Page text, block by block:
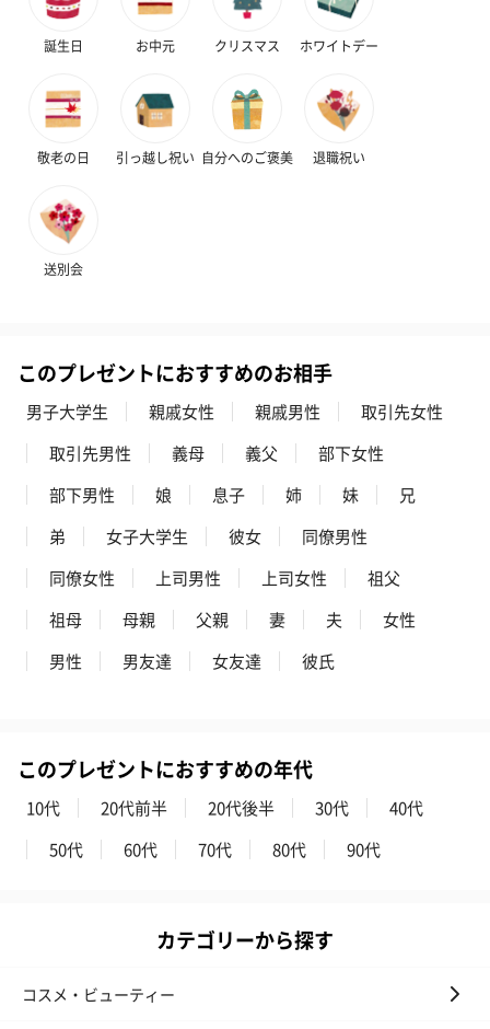
誕生日 お中元 クリスマス ホワイトデー
敬老の日 引っ越し祝い 自分へのご褒美 退職祝い
送別会
このプレゼントにおすすめのお相手
男子大学生 親戚女性 親戚男性
取引先女性
取引先男性
義母 義父
部下女性
部下男性
娘 息子 姉 妹
兄
弟
女子大学生 彼女
同僚男性
同僚女性
上司男性 上司女性
祖父
祖母
母親 父親 妻 夫
女性
男性
男友達 女友達 彼氏
このプレゼントにおすすめの年代
10代 20代前半 20代後半 30代
40代
50代
60代 70代 80代 90代
カテゴリーから探す
コスメ・ビューティー